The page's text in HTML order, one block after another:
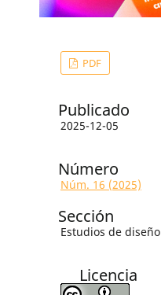
PDF
Publicado
2025-12-05
Número
Núm. 16 (2025)
Sección
Estudios de diseño
Licencia